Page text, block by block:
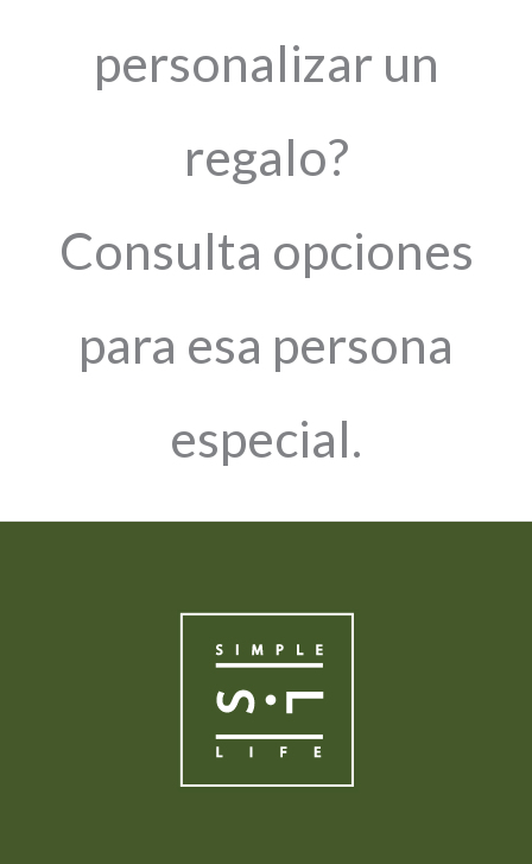
personalizar un
regalo?
Consulta opciones
para esa persona
especial.